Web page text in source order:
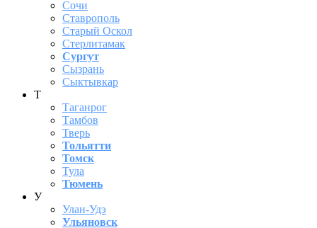
Сочи
Ставрополь
Старый Оскол
Стерлитамак
Сургут
Сызрань
Сыктывкар
Т
Таганрог
Тамбов
Тверь
Тольятти
Томск
Тула
Тюмень
У
Улан-Удэ
Ульяновск